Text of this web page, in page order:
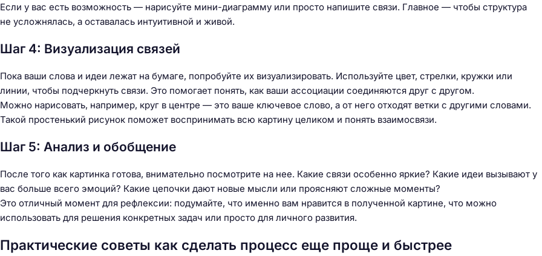
Если у вас есть возможность — нарисуйте мини-диаграмму или просто напишите связи. Главное — чтобы структура
не усложнялась, а оставалась интуитивной и живой.
Шаг 4: Визуализация связей
Пока ваши слова и идеи лежат на бумаге, попробуйте их визуализировать. Используйте цвет, стрелки, кружки или
линии, чтобы подчеркнуть связи. Это помогает понять, как ваши ассоциации соединяются друг с другом.
Можно нарисовать, например, круг в центре — это ваше ключевое слово, а от него отходят ветки с другими словами.
Такой простенький рисунок поможет воспринимать всю картину целиком и понять взаимосвязи.
Шаг 5: Анализ и обобщение
После того как картинка готова, внимательно посмотрите на нее. Какие связи особенно яркие? Какие идеи вызывают у
вас больше всего эмоций? Какие цепочки дают новые мысли или проясняют сложные моменты?
Это отличный момент для рефлексии: подумайте, что именно вам нравится в полученной картине, что можно
использовать для решения конкретных задач или просто для личного развития.
Практические советы как сделать процесс еще проще и быстрее